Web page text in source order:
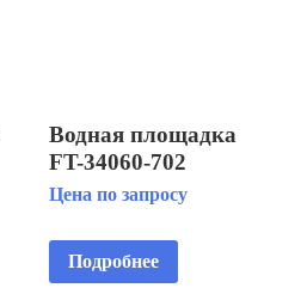
Водная площадка
FT-34060-702
Цена по запросу
Подробнее